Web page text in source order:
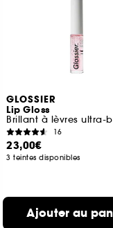
GLOSSIER
Lip Gloss
Brillant à lèvres ultra-
16
23,00€
3 teintes disponibles
Ajouter au